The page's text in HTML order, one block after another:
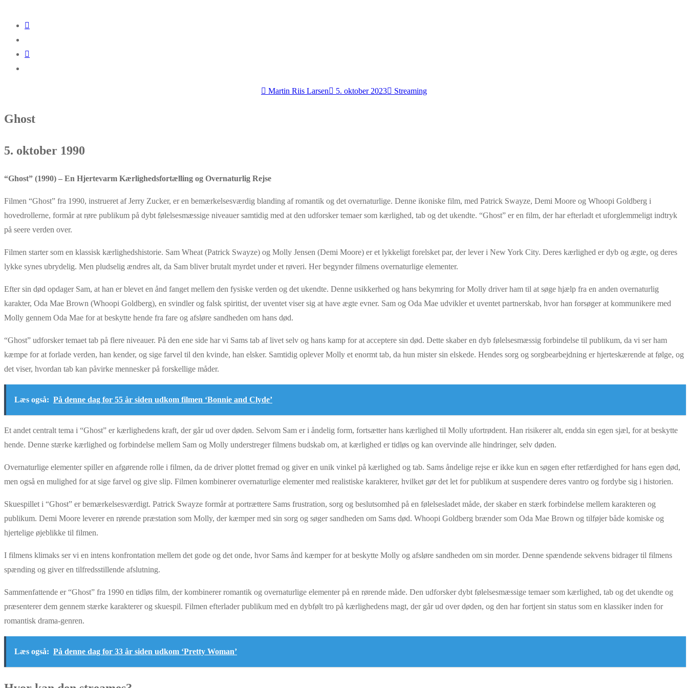
Martin Riis Larsen 5. oktober 2023 Streaming
Ghost
5. oktober 1990
“Ghost” (1990) – En Hjertevarm Kærlighedsfortælling og Overnaturlig Rejse
Filmen “Ghost” fra 1990, instrueret af Jerry Zucker, er en bemærkelsesværdig blanding af romantik og det overnaturlige. Denne ikoniske film, med Patrick Swayze, Demi Moore og Whoopi Goldberg i
hovedrollerne, formår at røre publikum på dybt følelsesmæssige niveauer samtidig med at den udforsker temaer som kærlighed, tab og det ukendte. “Ghost” er en film, der har efterladt et uforglemmeligt indtryk
på seere verden over.
Filmen starter som en klassisk kærlighedshistorie. Sam Wheat (Patrick Swayze) og Molly Jensen (Demi Moore) er et lykkeligt forelsket par, der lever i New York City. Deres kærlighed er dyb og ægte, og deres
lykke synes ubrydelig. Men pludselig ændres alt, da Sam bliver brutalt myrdet under et røveri. Her begynder filmens overnaturlige elementer.
Efter sin død opdager Sam, at han er blevet en ånd fanget mellem den fysiske verden og det ukendte. Denne usikkerhed og hans bekymring for Molly driver ham til at søge hjælp fra en anden overnaturlig
karakter, Oda Mae Brown (Whoopi Goldberg), en svindler og falsk spiritist, der uventet viser sig at have ægte evner. Sam og Oda Mae udvikler et uventet partnerskab, hvor han forsøger at kommunikere med
Molly gennem Oda Mae for at beskytte hende fra fare og afsløre sandheden om hans død.
“Ghost” udforsker temaet tab på flere niveauer. På den ene side har vi Sams tab af livet selv og hans kamp for at acceptere sin død. Dette skaber en dyb følelsesmæssig forbindelse til publikum, da vi ser ham
kæmpe for at forlade verden, han kender, og sige farvel til den kvinde, han elsker. Samtidig oplever Molly et enormt tab, da hun mister sin elskede. Hendes sorg og sorgbearbejdning er hjerteskærende at følge, og
det viser, hvordan tab kan påvirke mennesker på forskellige måder.
Læs også: På denne dag for 55 år siden udkom filmen ‘Bonnie and Clyde’
Et andet centralt tema i “Ghost” er kærlighedens kraft, der går ud over døden. Selvom Sam er i åndelig form, fortsætter hans kærlighed til Molly ufortrødent. Han risikerer alt, endda sin egen sjæl, for at beskytte
hende. Denne stærke kærlighed og forbindelse mellem Sam og Molly understreger filmens budskab om, at kærlighed er tidløs og kan overvinde alle hindringer, selv døden.
Overnaturlige elementer spiller en afgørende rolle i filmen, da de driver plottet fremad og giver en unik vinkel på kærlighed og tab. Sams åndelige rejse er ikke kun en søgen efter retfærdighed for hans egen død,
men også en mulighed for at sige farvel og give slip. Filmen kombinerer overnaturlige elementer med realistiske karakterer, hvilket gør det let for publikum at suspendere deres vantro og fordybe sig i historien.
Skuespillet i “Ghost” er bemærkelsesværdigt. Patrick Swayze formår at portrættere Sams frustration, sorg og beslutsomhed på en følelsesladet måde, der skaber en stærk forbindelse mellem karakteren og
publikum. Demi Moore leverer en rørende præstation som Molly, der kæmper med sin sorg og søger sandheden om Sams død. Whoopi Goldberg brænder som Oda Mae Brown og tilføjer både komiske og
hjertelige øjeblikke til filmen.
I filmens klimaks ser vi en intens konfrontation mellem det gode og det onde, hvor Sams ånd kæmper for at beskytte Molly og afsløre sandheden om sin morder. Denne spændende sekvens bidrager til filmens
spænding og giver en tilfredsstillende afslutning.
Sammenfattende er “Ghost” fra 1990 en tidløs film, der kombinerer romantik og overnaturlige elementer på en rørende måde. Den udforsker dybt følelsesmæssige temaer som kærlighed, tab og det ukendte og
præsenterer dem gennem stærke karakterer og skuespil. Filmen efterlader publikum med en dybfølt tro på kærlighedens magt, der går ud over døden, og den har fortjent sin status som en klassiker inden for
romantisk drama-genren.
Læs også: På denne dag for 33 år siden udkom ‘Pretty Woman’